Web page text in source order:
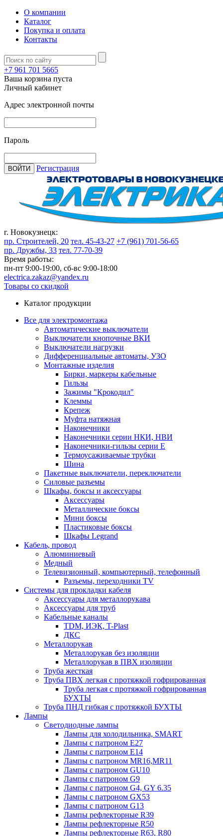
О компании
Каталог
Покупка и оплата
Контакты
+7 961 701 5665
Ваша корзина пуста
Личный кабинет
Адрес электронной почты
Пароль
ВОЙТИ Регистрация
г. Новокузнецк:
пр. Строителей, 20 тел. 45-43-27 +7 (961) 701-56-65
пр. Дружбы, 33 тел. 77-70-39
Время работы:
пн-пт 9:00-19:00, сб-вс 9:00-18:00
electrica.zakaz@yandex.ru
Товары со скидкой
Каталог продукции
Все для электромонтажа
Автоматические выключатели
Выключатели кнопочные ВКИ
Выключатели нагрузки
Дифференциальные автоматы, УЗО
Монтажные изделия
Бирки, маркеры кабельные
Гильзы
Зажимы "Крокодил"
Клеммы
Крепеж
Муфта натяжная
Наконечники
Наконечники серии НКИ, НВИ
Наконечники-гильзы серии Е
Термоусаживаемые трубки
Шина
Пакетные выключатели, переключатели
Силовые разъемы
Шкафы, боксы и аксессуары
Аксессуары
Металлические боксы
Мини боксы
Пластиковые боксы
Шкафы Legrand
Кабель, провод
Алюминиевый
Медный
Телевизионный, компьютерный, телефонный
Разъемы, переходники TV
Системы для прокладки кабеля
Аксессуары для металлорукава
Аксессуары для труб
Кабельные каналы
TDM, ИЭК, T-Plast
ДКС
Металлорукав
Металлорукав без изоляции
Металлорукав в ПВХ изоляции
Труба жесткая
Труба ПВХ легкая с протяжкой гофрированная
Труба легкая с протяжкой гофрированная
БУХТЫ
Труба ПНД гибкая с протяжкой БУХТЫ
Лампы
Светодиодные лампы
Лампы для холодильника, SMART
Лампы с патроном E27
Лампы с патроном Е14
Лампы с патроном MR16,MR11
Лампы с патроном GU10
Лампы с патроном G9
Лампы с патроном G4, GY 6.35
Лампы с патроном GX53
Лампы с патроном G13
Лампы рефлекторные R39
Лампы рефлекторные R50
Лампы рефлекторные R63, R80